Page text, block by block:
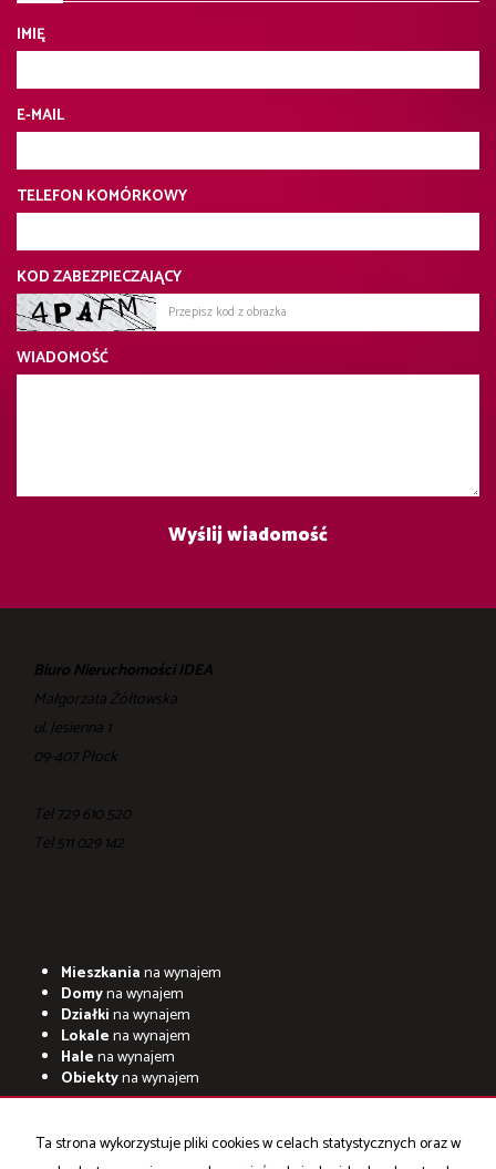
IMIĘ
E-MAIL
TELEFON KOMÓRKOWY
KOD ZABEZPIECZAJĄCY
WIADOMOŚĆ
Biuro Nieruchomości IDEA
Małgorzata Żółtowska
ul. Jesienna 1
09-407 Płock
Tel 729 610 520
Tel ‎511 029 142
Mieszkaniana wynajem
Domyna wynajem
Działkina wynajem
Lokalena wynajem
Halena wynajem
Obiektyna wynajem
Domyna sprzedaż
na sprzedaż
Ta strona wykorzystuje pliki cookies w celach statystycznych oraz w